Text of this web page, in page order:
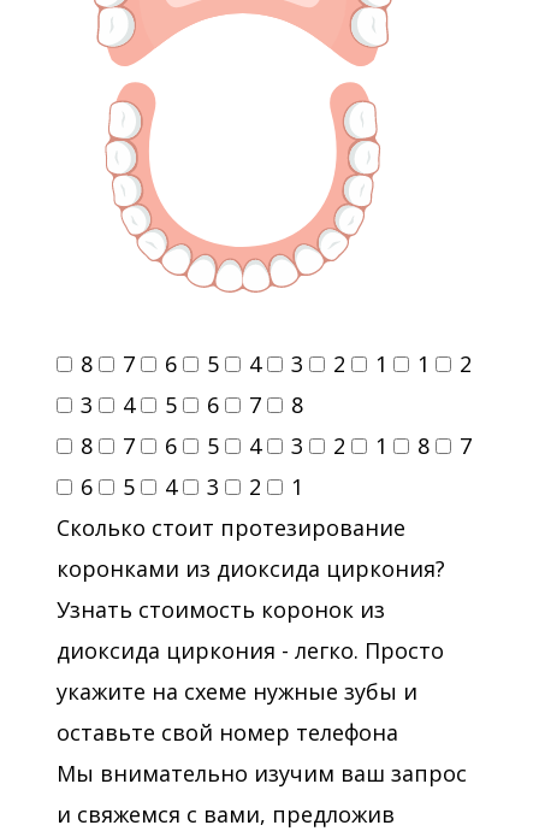
8 7 6 5 4 3 2 1 1
2
3
4 5 6 7
8
8
7 6 5 4 3 2 1 8
7
6
5 4 3 2
1
Сколько стоит протезирование
коронками из диоксида циркония?
Узнать стоимость коронок из
диоксида циркония - легко. Просто
укажите на схеме нужные зубы и
оставьте свой номер телефона
Мы внимательно изучим ваш запрос
и свяжемся с вами, предложив